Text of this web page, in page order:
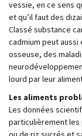
vessie, en ce sens
et qu’il faut des
Classé substance
cadmium peut
osseuse, des
lourd par leur
Les aliments
Les données
particulièrement